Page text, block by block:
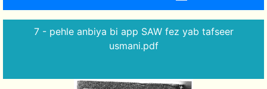
7 - pehle anbiya bi app SAW fez yab tafseer
usmani.pdf